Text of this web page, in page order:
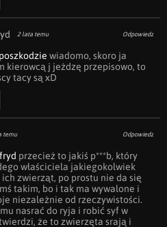
2 lata temu Odpowiedz
wiadomo, skoro ja
kierowcą j jeżdzę przepisowo, to
tacy są xD
temu Odpowiedz
przecież to jakiś p***b, który
właściciela jakiegokolwiek
zwierząt, po prostu nie da się
takim, bo i tak ma wywalone i
niezależnie od rzeczywistości.
nasrać do ryja i robić syf w
że to zwierzęta srają i